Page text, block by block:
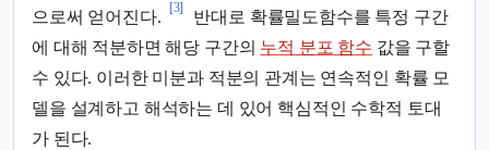
으로써 얻어진다.
[3]
반대로 확률밀도함수를 특정 구간
에 대해 적분하면 해당 구간의 누적 분포 함수 값을 구할
수 있다. 이러한 미분과 적분의 관계는 연속적인 확률 모
델을 설계하고 해석하는 데 있어 핵심적인 수학적 토대
가 된다.